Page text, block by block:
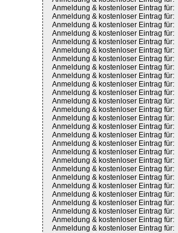
Anmeldung & kostenloser Eintrag für:
Anmeldung & kostenloser Eintrag für:
Anmeldung & kostenloser Eintrag für:
Anmeldung & kostenloser Eintrag für:
Anmeldung & kostenloser Eintrag für:
Anmeldung & kostenloser Eintrag für:
Anmeldung & kostenloser Eintrag für:
Anmeldung & kostenloser Eintrag für:
Anmeldung & kostenloser Eintrag für:
Anmeldung & kostenloser Eintrag für:
Anmeldung & kostenloser Eintrag für:
Anmeldung & kostenloser Eintrag für:
Anmeldung & kostenloser Eintrag für:
Anmeldung & kostenloser Eintrag für:
Anmeldung & kostenloser Eintrag für:
Anmeldung & kostenloser Eintrag für:
Anmeldung & kostenloser Eintrag für:
Anmeldung & kostenloser Eintrag für:
Anmeldung & kostenloser Eintrag für:
Anmeldung & kostenloser Eintrag für:
Anmeldung & kostenloser Eintrag für:
Anmeldung & kostenloser Eintrag für:
Anmeldung & kostenloser Eintrag für:
Anmeldung & kostenloser Eintrag für:
Anmeldung & kostenloser Eintrag für:
Anmeldung & kostenloser Eintrag für:
Anmeldung & kostenloser Eintrag für: